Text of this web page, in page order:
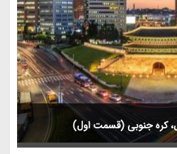
کره جنوبی (قسمت اول)